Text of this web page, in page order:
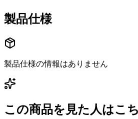
製品仕様
製品仕様の情報はありません
この商品を見た人はこ